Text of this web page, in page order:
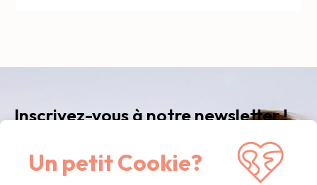
Un petit Cookie?
Inscrivez-vous à notre newsletter !
Recevez notre newslettermensuelle
avec nos
dernières nouvelles, des articles inspirants, des